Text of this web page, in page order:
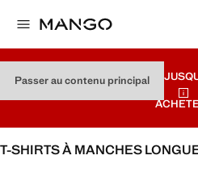
Passer au contenu principal
SOLDES
T-SHIRTS À MANCHES